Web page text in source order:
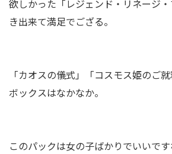
欲しかった「レジェンド・リネージ・
き出来て満足でござる。
「カオスの儀式」「コスモス姫のご
ボックスはなかなか。
このパックは女の子ばかりでいいです